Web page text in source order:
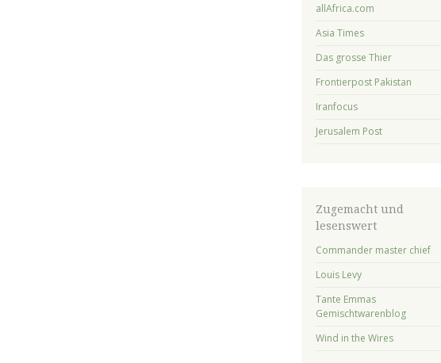
allAfrica.com
Asia Times
Das grosse Thier
Frontierpost Pakistan
Iranfocus
Jerusalem Post
Zugemacht und
lesenswert
Commander master chief
Louis Levy
Tante Emmas
Gemischtwarenblog
Wind in the Wires